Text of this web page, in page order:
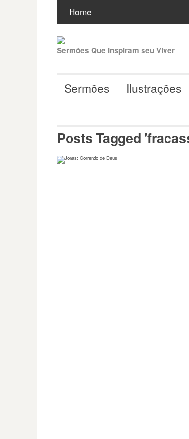
para
conteúdo
Home
Sermões Que Inspiram seu Viver
Sermões Ilustrações
Posts Tagged